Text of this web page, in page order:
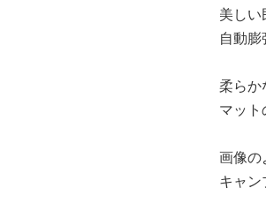
美しい
自動
柔らか
マット
画像の
キャン